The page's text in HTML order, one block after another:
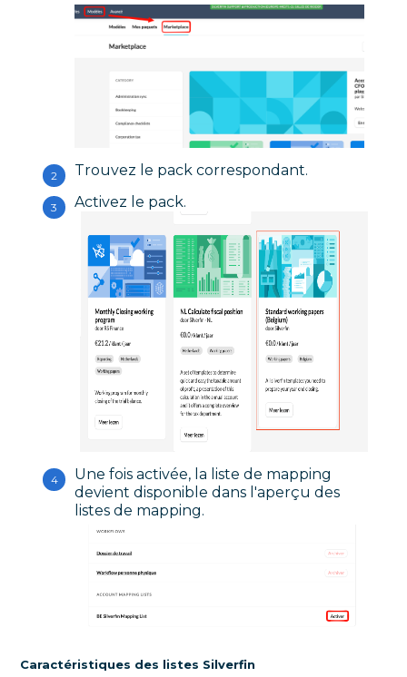
Trouvez le pack correspondant.
Activez le pack.
Une fois activée, la liste de mapping
devient disponible dans l'aperçu des
listes de mapping.
Caractéristiques des listes Silverfin